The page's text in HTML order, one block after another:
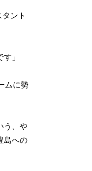
ント
」
ムに勢
う、や
島への